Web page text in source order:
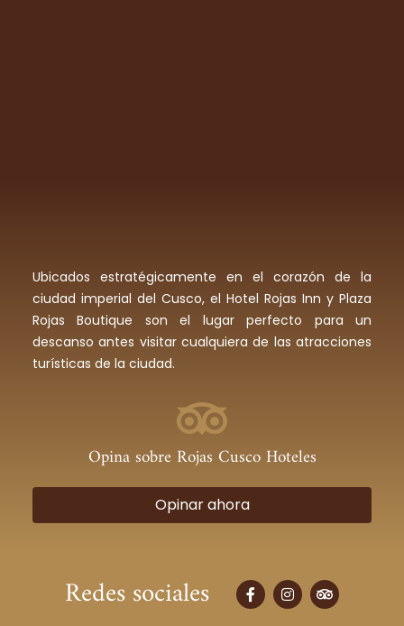
Ubicados estratégicamente en el corazón de la
ciudad imperial del Cusco, el Hotel Rojas Inn y Plaza
Rojas Boutique son el lugar perfecto para un
descanso antes visitar cualquiera de las atracciones
turísticas de la ciudad.
Opina sobre Rojas Cusco Hoteles
Opinar ahora
Redes sociales F
a
c
I
n
s
T
r
i